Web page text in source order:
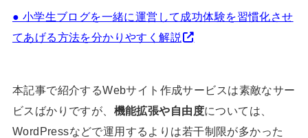
● 小学生ブログを一緒に運営して成功体験を習慣化させ
てあげる方法を分かりやすく解説
本記事で紹介するWebサイト作成サービスは素敵なサー
ビスばかりですが、 機能拡張や自由度については、
WordPressなどで運用するよりは若干制限が多かった